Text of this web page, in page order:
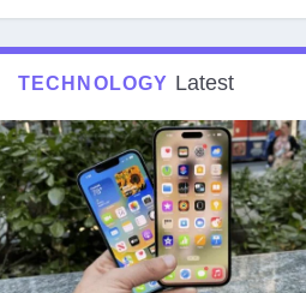
TECHNOLOGY Latest